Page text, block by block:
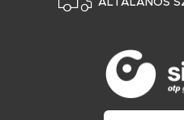
ÁLTALÁNOS